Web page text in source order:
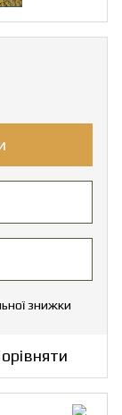
знижки